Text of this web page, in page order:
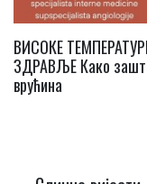
ВИСОКЕ
ЗДРАВЉЕ Како
врућина